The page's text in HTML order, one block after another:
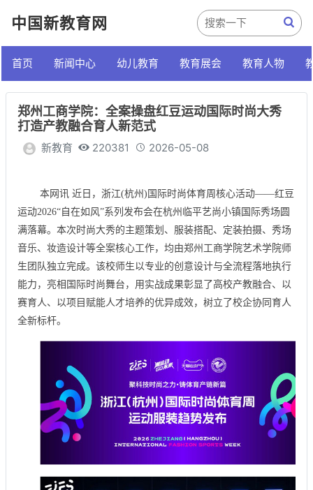
中国新教育网
首页 新闻中心 幼儿教育 教育展会 教育人物
郑州工商学院：全案操盘红豆运动国际时尚大秀
打造产教融合育人新范式
新教育 220381 2026-05-08
本网讯 近日，浙江(杭州)国际时尚体育周核心活动——红豆
运动2026“自在如风”系列发布会在杭州临平艺尚小镇国际秀场圆
满落幕。本次时尚大秀的主题策划、服装搭配、定装拍摄、秀场
音乐、妆造设计等全案核心工作，均由郑州工商学院艺术学院师
生团队独立完成。该校师生以专业的创意设计与全流程落地执行
能力，亮相国际时尚舞台，用实战成果彰显了高校产教融合、以
赛育人、以项目赋能人才培养的优异成效，树立了校企协同育人
全新标杆。